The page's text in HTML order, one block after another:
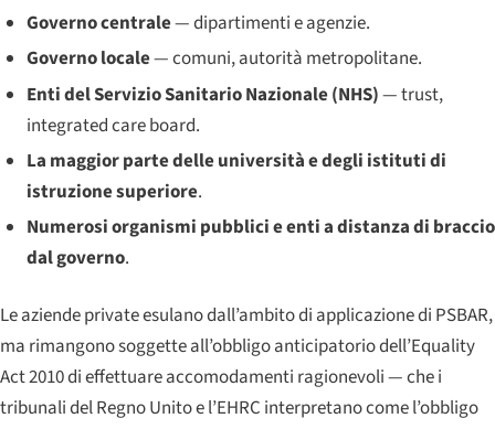
Governo centrale— dipartimenti e agenzie.
Governo locale— comuni, autorità metropolitane.
Enti del Servizio Sanitario Nazionale (NHS)— trust,
integrated care board.
La maggior parte delle università e degli istituti di
istruzione superiore.
Numerosi organismi pubblici e enti a distanza di braccio
dal governo.
Le aziende private esulano dall’ambito di applicazione di PSBAR,
ma rimangono soggette all’obbligo anticipatorio dell’Equality
Act 2010 di effettuare accomodamenti ragionevoli — che i
tribunali del Regno Unito e l’EHRC interpretano come l’obbligo